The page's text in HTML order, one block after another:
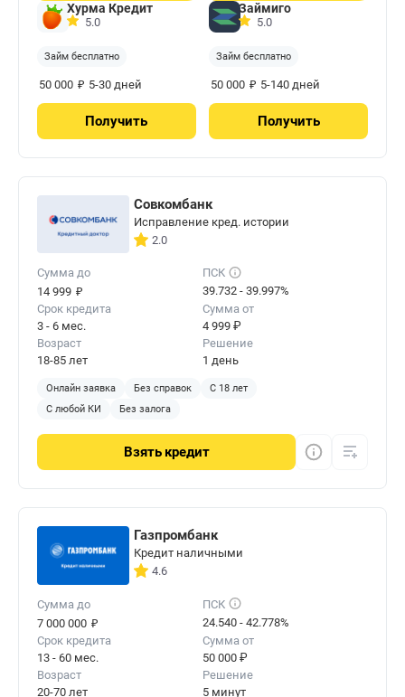
Хурма Кредит
5.0
Займ бесплатно
50 000 ₽ 5-30 дней
Получить
Займиго
5.0
Займ бесплатно
50 000 ₽ 5-140 дней
Получить
Совкомбанк
Исправление кред. истории
2.0
Сумма до
14 999 ₽
ПСК
39.732 - 39.997%
Срок кредита
3 - 6 мес.
Сумма от
4 999 ₽
Возраст
18-85 лет
Решение
1 день
Онлайн заявка Без справок
С 18 лет
С любой КИ
Без залога
Взять кредит
Газпромбанк
Кредит наличными
4.6
Сумма до
7 000 000 ₽
ПСК
24.540 - 42.778%
Срок кредита
13 - 60 мес.
Сумма от
50 000 ₽
Возраст
20-70 лет
Решение
5 минут